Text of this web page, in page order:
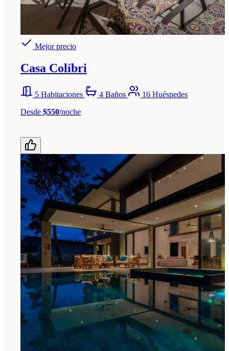
Mejor precio
Casa Colíbri
5 Habitaciones 4 Baños
16 Huéspedes
Desde $550/noche